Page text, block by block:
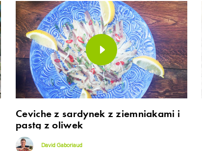
Ceviche z sardynek z ziemniakami i
pastą z oliwek
David Gaboriaud